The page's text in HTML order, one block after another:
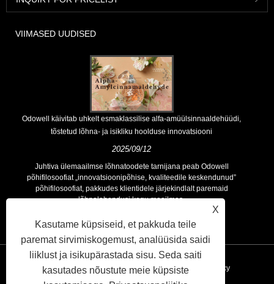
VIIMASED UUDISED
Odowell käivitab uhkelt esmaklassilise alfa-amüülsinnaaldehüüdi,
tõstetud lõhna- ja isikliku hoolduse innovatsiooni
2025/09/12
Juhtiva ülemaailmse lõhnatoodete tarnijana peab Odowell
põhifilosoofiat „innovatsioonipõhise, kvaliteedile keskendunud”
põhifilosoofiat, pakkudes klientidele järjekindlalt paremaid
lõhnalahendusi kogu maailmas.
Lingid Sitemap RSS XML Privacy Policy
X
Kasutame küpsiseid, et pakkuda teile
paremat sirvimiskogemust, analüüsida saidi
liiklust ja isikupärastada sisu. Seda saiti
kasutades nõustute meie küpsiste